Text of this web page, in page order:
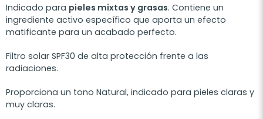
Indicado para pieles mixtas y grasas. Contiene un
ingrediente activo específico que aporta un efecto
matificante para un acabado perfecto.
Filtro solar SPF30 de alta protección frente a las
radiaciones.
Proporciona un tono Natural, indicado para pieles claras y
muy claras.